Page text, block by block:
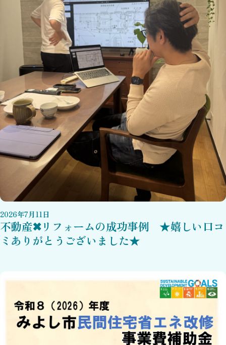
2026年7月11日
不動産✖リフォームの成功事例 ★嬉しい口コ
ミありがとうございました★